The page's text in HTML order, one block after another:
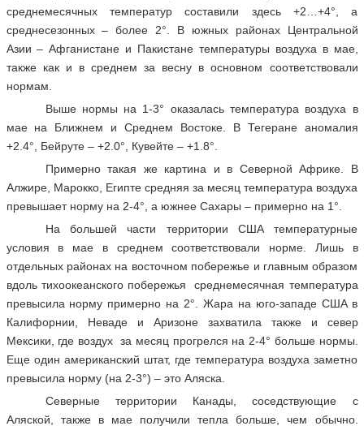
среднемесячных температур составили здесь +2…+4°, а
среднесезонных – более 2°. В южных районах Центральной
Азии – Афганистане и Пакистане температуры воздуха в мае,
также как и в среднем за весну в основном соответствовали
нормам.
Выше нормы на 1-3° оказалась температура воздуха в
мае на Ближнем и Среднем Востоке. В Тегеране аномалия
+2.4°, Бейруте – +2.0°, Кувейте – +1.8°.
Примерно такая же картина и в Северной Африке. В
Алжире, Марокко, Египте средняя за месяц температура воздуха
превышает норму на 2-4°, а южнее Сахары – примерно на 1°.
На большей части территории США температурные
условия в мае в среднем соответствовали норме. Лишь в
отдельных районах на восточном побережье и главным образом
вдоль тихоокеанского побережья среднемесячная температура
превысила норму примерно на 2°. Жара на юго-западе США в
Калифорнии, Неваде и Аризоне захватила также и север
Мексики, где воздух за месяц прогрелся на 2-4° больше нормы.
Еще один американский штат, где температура воздуха заметно
превысила норму (на 2-3°) – это Аляска.
Северные территории Канады, соседствующие с
Аляской, также в мае получили тепла больше, чем обычно.